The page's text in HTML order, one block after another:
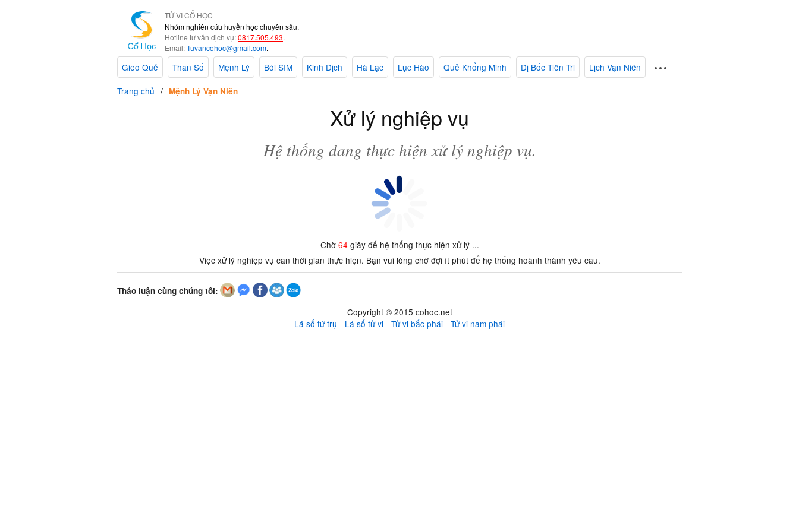
TỬ VI CỔ HỌC
Nhóm nghiên cứu huyền học chuyên sâu.
Hotline tư vấn dịch vụ:0817.505.493.
Email:Tuvancohoc@gmail.com.
Gieo Quẻ Thần Số Mệnh Lý Bói SIM Kinh Dịch Hà Lạc Lục Hào Quẻ Khổng Minh Dị Bốc Tiên Tri
Lịch Vạn Niên
Trang chủ
Mệnh Lý Vạn Niên
Xử lý nghiệp vụ
Hệ thống đang thực hiện xử lý nghiệp vụ.
Chờ 64 giây để hệ thống thực hiện xử lý ...
Việc xử lý nghiệp vụ cần thời gian thực hiện. Bạn vui lòng chờ đợi ít phút để hệ thống hoành thành yêu cầu.
Thảo luận cùng chúng tôi:
Copyright © 2015 cohoc.net
Lá số tứ trụ - Lá số tử vi - Tử vi bắc phái - Tử vi nam phái